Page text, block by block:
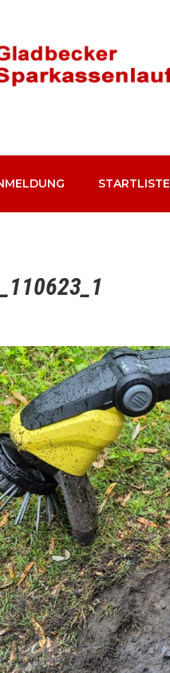
STARTLISTE